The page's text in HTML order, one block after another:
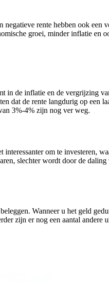
negatieve rente hebben ook
groei, minder inflatie en
in de inflatie en de vergrijzing
dat de rente langdurig op
3%-4% zijn nog ver weg.
om te investeren,
slechter wordt door de
Wanneer u het geld
zijn er nog een aantal